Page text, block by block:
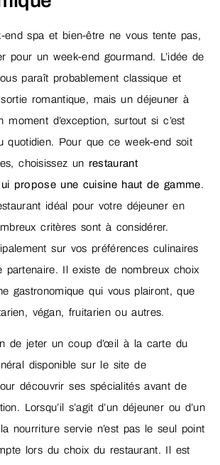
end spa et bien-être ne vous tente pas,
pour un week-end gourmand. L’idée de
paraît probablement classique et
romantique, mais un déjeuner à
moment d’exception, surtout si c’est
quotidien. Pour que ce week-end soit
choisissez un restaurant
propose une cuisine haut de gamme.
idéal pour votre déjeuner en
critères sont à considérer.
sur vos préférences culinaires
partenaire. Il existe de nombreux choix
gastronomique qui vous plairont, que
végan, fruitarien ou autres.
de jeter un coup d’œil à la carte du
disponible sur le site de
découvrir ses spécialités avant de
Lorsqu’il s’agit d’un déjeuner ou d’un
nourriture servie n’est pas le seul point
lors du choix du restaurant. Il est